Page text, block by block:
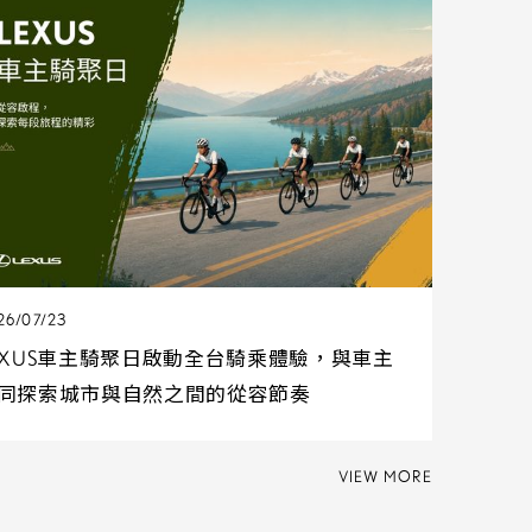
07/23
車主騎聚日啟動全台騎乘體驗，與車主
探索城市與自然之間的從容節奏
VIEW MORE